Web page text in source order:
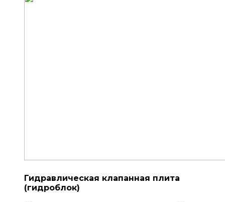
Гидравлическая клапанная плита
(гидроблок)